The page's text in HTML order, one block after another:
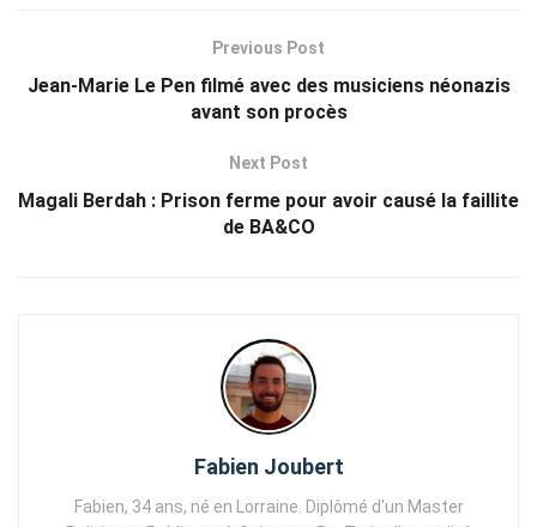
Previous Post
Jean-Marie Le Pen filmé avec des musiciens néonazis
avant son procès
Next Post
Magali Berdah : Prison ferme pour avoir causé la faillite
de BA&CO
Fabien Joubert
Fabien, 34 ans, né en Lorraine. Diplômé d'un Master